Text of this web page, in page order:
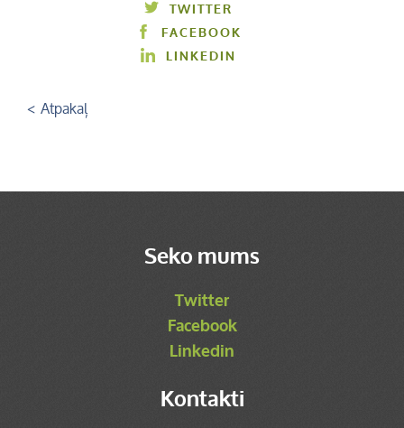
TWITTER
FACEBOOK
LINKEDIN
< Atpakaļ
Seko mums
Twitter
Facebook
Linkedin
Kontakti